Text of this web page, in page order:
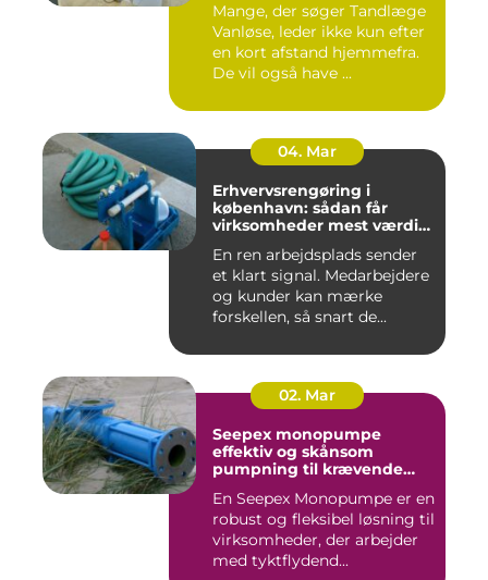
Mange, der søger Tandlæge
Vanløse, leder ikke kun efter
en kort afstand hjemmefra.
De vil også have ...
04. Mar
Erhvervsrengøring i
københavn: sådan får
virksomheder mest værdi
En ren arbejdsplads sender
et klart signal. Medarbejdere
og kunder kan mærke
forskellen, så snart de...
02. Mar
Seepex monopumpe
effektiv og skånsom
pumpning til krævende
En Seepex Monopumpe er en
robust og fleksibel løsning til
virksomheder, der arbejder
med tyktflydend...